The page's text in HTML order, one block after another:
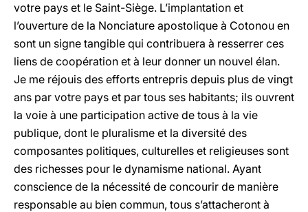
votre pays et le Saint-Siège. L’implantation et
l’ouverture de la Nonciature apostolique à Cotonou en
sont un signe tangible qui contribuera à resserrer ces
liens de coopération et à leur donner un nouvel élan.
Je me réjouis des efforts entrepris depuis plus de vingt
ans par votre pays et par tous ses habitants; ils ouvrent
la voie à une participation active de tous à la vie
publique, dont le pluralisme et la diversité des
composantes politiques, culturelles et religieuses sont
des richesses pour le dynamisme national. Ayant
conscience de la nécessité de concourir de manière
responsable au bien commun, tous s’attacheront à